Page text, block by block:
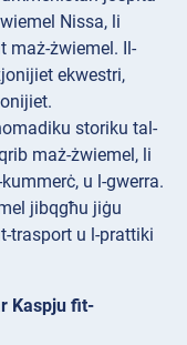
Nissa, li
maż-żwiemel. Il-
ekwestri,
storiku tal-
maż-żwiemel, li
u l-gwerra.
jibqgħu jiġu
trasport u l-prattiki
Kaspju fit-